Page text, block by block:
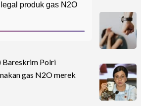
produk gas N2O
Polri
gas N2O merek